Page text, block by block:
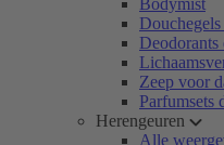
Bodymist
Douchegels
Deodorants
Zeep voor
Parfumsets
Herengeuren
Alle